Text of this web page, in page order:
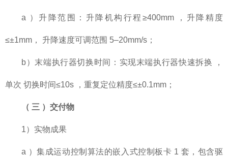
a ）升降范围：升降机构行程≥400mm ，升降精度
≤±1mm， 升降速度可调范围 5–20mm/s；
b）末端执行器切换时间：实现末端执行器快速拆换 ，
单次 切换时间≤10s ，重复定位精度≤±0.1mm；
（ 三 ）交付物
1）实物成果
a ）集成运动控制算法的嵌入式控制板卡 1 套，包含驱